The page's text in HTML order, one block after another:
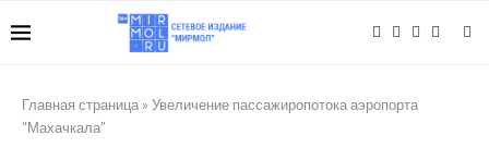
Главная страница » Увеличение пассажиропотока аэропорта
“Махачкала”